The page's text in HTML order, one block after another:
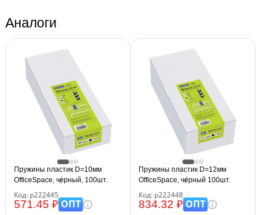
Аналоги
Пружины пластик D=10мм
OfficeSpace, черный, 100шт.
Код: р222445
571.45 ₽ОПТ
Пружины пластик D=12мм
OfficeSpace, черный 100шт.
Код: р222448
834.32 ₽ОПТ